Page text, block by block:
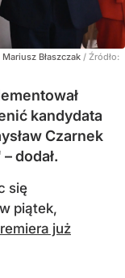
Błaszczak / Źródło:
kandydata
Czarnek
dodał.
się
piątek,
już